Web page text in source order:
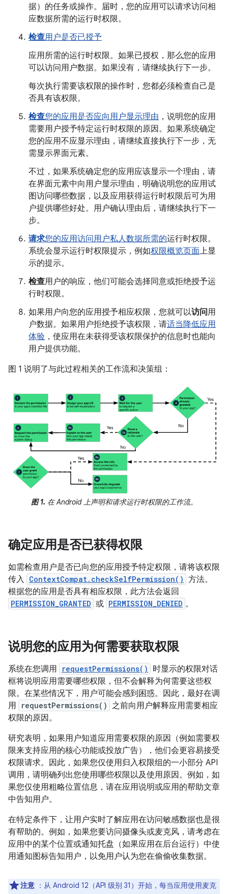
据）的任务或操作。届时，您的应用可以请求访问相
应数据所需的运行时权限。
检查用户是否已授予
应用所需的运行时权限。如果已授权，那么您的应用
可以访问用户数据。如果没有，请继续执行下一步。
每次执行需要该权限的操作时，您都必须检查自己是
否具有该权限。
检查您的应用是否应向用户显示理由 ，说明您的应用
需要用户授予特定运行时权限的原因。如果系统确定
您的应用不应显示理由，请继续直接执行下一步，无
需显示界面元素。
不过，如果系统确定您的应用应该显示一个理由，请
在界面元素中向用户显示理由，明确说明您的应用试
图访问哪些数据，以及应用获得运行时权限后可为用
户提供哪些好处。用户确认理由后，请继续执行下一
步。
请求您的应用访问用户私人数据所需的运行时权限。
系统会显示运行时权限提示，例如权限概览页面上显
示的提示。
检查用户的响应，他们可能会选择同意或拒绝授予运
行时权限。
如果用户向您的应用授予相应权限，您就可以访问用
户数据。如果用户拒绝授予该权限，请适当降低应用
体验 ，使应用在未获得受该权限保护的信息时也能向
用户提供功能。
图 1 说明了与此过程相关的工作流和决策组：
图 1. 在 Android 上声明和请求运行时权限的工作流。
确定应用是否已获得权限
如需检查用户是否已向您的应用授予特定权限，请将该权限
传入 ContextCompat.checkSelfPermission() 方法。
根据您的应用是否具有相应权限，此方法会返回
PERMISSION_GRANTED 或 PERMISSION_DENIED 。
说明您的应用为何需要获取权限
系统在您调用 requestPermissions()
时显示的权限对话
框将说明应用需要哪些权限，但不会解释为何需要这些权
限。在某些情况下，用户可能会感到困惑。因此，最好在调
用
requestPermissions() 之前向用户解释应用需要相应
权限的原因。
研究表明，如果用户知道应用需要权限的原因（例如需要权
限来支持应用的核心功能或投放广告），他们会更容易接受
权限请求。因此，如果您仅使用归入权限组的一小部分 API
调用，请明确列出您使用哪些权限以及使用原因。例如，如
果您仅使用粗略位置信息，请在应用说明或应用的帮助文章
中告知用户。
在特定条件下，让用户实时了解应用在访问敏感数据也是很
有帮助的。例如，如果您要访问摄像头或麦克风，请考虑在
应用中的某个位置或通知托盘（如果应用在后台运行）中使
用通知图标告知用户，以免用户认为您在偷偷收集数据。
注意 ：从 Android 12（API 级别 31）开始，每当应用使用麦克